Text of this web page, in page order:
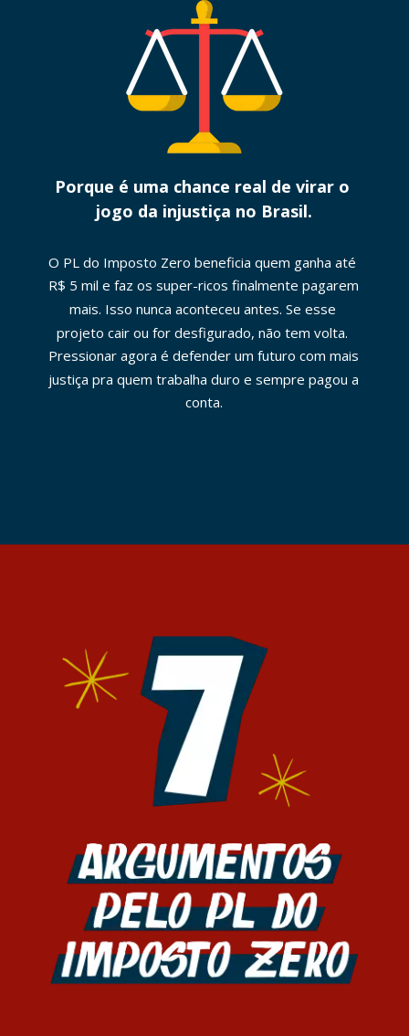
Porque é uma chance real de virar o
jogo da injustiça no Brasil.
O PL do Imposto Zero beneficia quem ganha até
R$ 5 mil e faz os super-ricos finalmente pagarem
mais. Isso nunca aconteceu antes. Se esse
projeto cair ou for desfigurado, não tem volta.
Pressionar agora é defender um futuro com mais
justiça pra quem trabalha duro e sempre pagou a
conta.